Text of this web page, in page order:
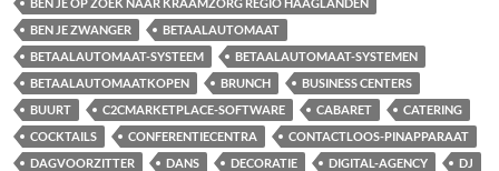
BEN JE ZWANGER
BETAALAUTOMAAT
BETAALAUTOMAAT-SYSTEEM
BETAALAUTOMAAT-SYSTEMEN
BETAALAUTOMAATKOPEN
BRUNCH
BUSINESS CENTERS
BUURT
C2CMARKETPLACE-SOFTWARE CABARET
CATERING
COCKTAILS
CONFERENTIECENTRA
CONTACTLOOS-PINAPPARAAT
DAGVOORZITTER
DANS DECORATIE DIGITAL-AGENCY
DJ